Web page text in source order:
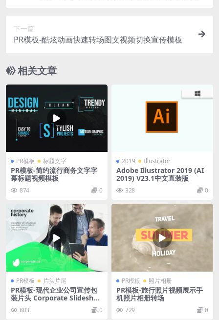
下一篇
PR模板-酷炫动画快速转场图文视频切换宣传模板
相关文章
PR模板 标题文字
PR模板-简约流行商务文字字
幕标题视频模板
874 0
2019 Illustrator
Adobe Illustrator 2019 (AI
2019) V23.1中文直装版
328 0
PR模板 片头片尾
PR模板-现代企业公司宣传包
装片头 Corporate Slidesho
w 803 0
PR模板 照片相册
PR模板-旅行照片视频展示手
机照片相册转场
729 0